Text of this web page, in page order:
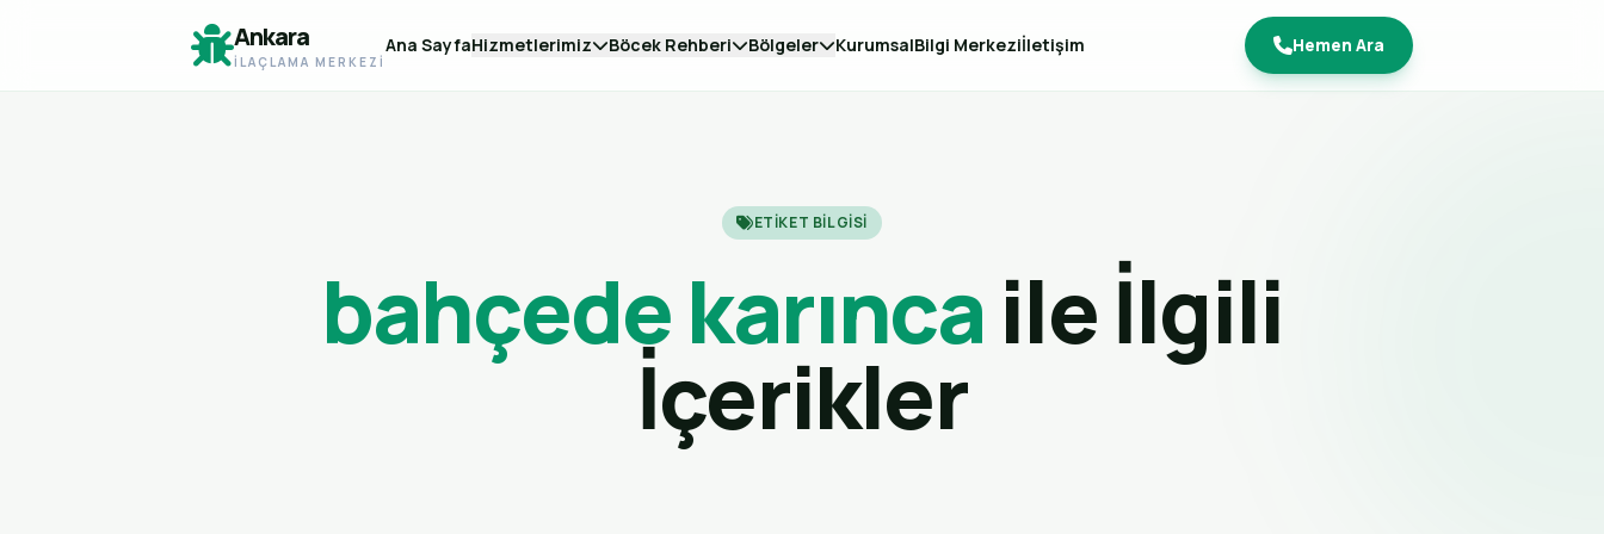
Ankara
İLAÇLAMA MERKEZI
Ana SayfaHizmetlerimiz Böcek Rehberi Bölgeler KurumsalBilgi Merkeziİletişim Hemen Ara
ETIKET BILGISI
bahçede karınca ile İlgili
İçerikler